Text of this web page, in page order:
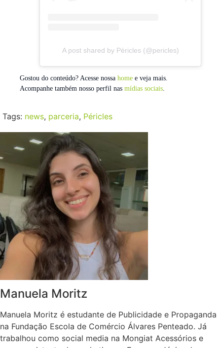
A post shared by Péricles (@pericles)
Gostou do conteúdo? Acesse nossa home e veja mais.
Acompanhe também nosso perfil nas mídias sociais
Tags: news, parceria, Péricles
Manuela Moritz
Manuela Moritz é estudante de Publicidade e Propaganda
na Fundação Escola de Comércio Álvares Penteado. Já
trabalhou como social media na Mongiat Acessórios e